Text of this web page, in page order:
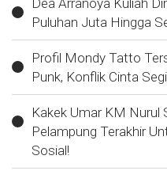
Dea Arranoya Kuliah
Puluhan Juta Hingga
Profil Mondy Tatto
Punk, Konflik Cinta
Kakek Umar KM Nurul
Pelampung Terakhir
Sosial!